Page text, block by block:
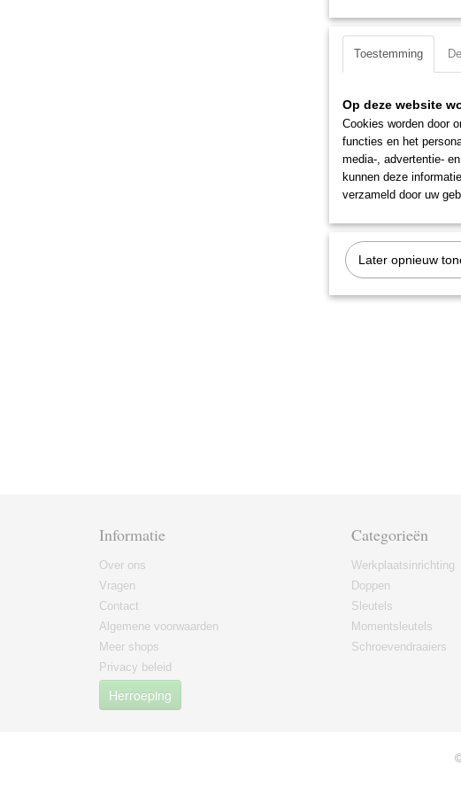
Informatie
Over ons
Vragen
Contact
Algemene voorwaarden
Meer shops
Privacy beleid
Herroeping
Categorieën
Werkplaatsinrichting
Doppen
Sleutels
Momentsleutels
Schroevendraaiers
Toestemming
Op deze website
Cookies worden door
functies en het
media-, advertentie-
kunnen deze
verzameld door uw
Later opnieuw